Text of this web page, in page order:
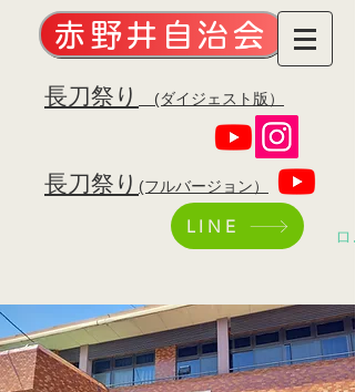
赤野井自治会
​長刀祭り (ダイジェスト版）
​長刀祭り (フルバージョン）
LINE ロ